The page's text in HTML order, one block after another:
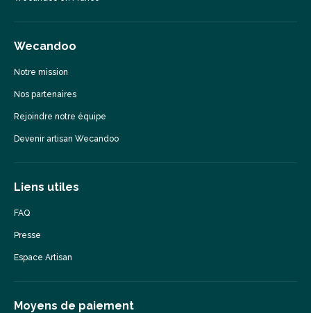
Wecandoo
Notre mission
Nos partenaires
Rejoindre notre équipe
Devenir artisan Wecandoo
Liens utiles
FAQ
Presse
Espace Artisan
Moyens de paiement